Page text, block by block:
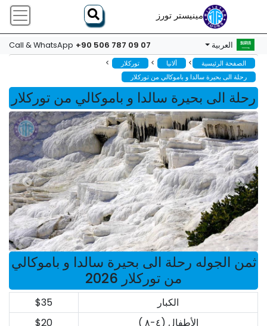
مينيستر تورز
العربية Call & WhatsApp +90 506 787 09 07
الصفحة الرئيسية > ألانيا > توركلار >
رحلة الى بحيرة سالدا و باموكالي من توركلار
رحلة الى بحيرة سالدا و باموكالي من توركلار
ثمن الجوله رحلة الى بحيرة سالدا و باموكالي
من توركلار 2026
الكبار
$35
الأطفال (٤-٨ )
$20